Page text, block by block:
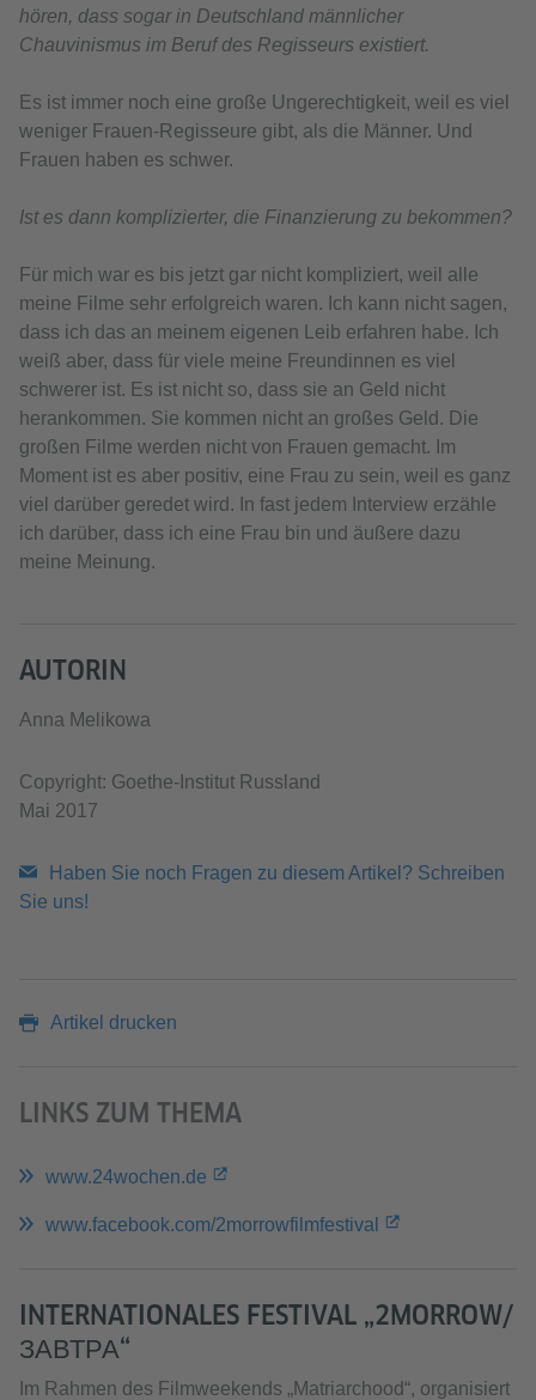
hören, dass sogar in Deutschland männlicher
Chauvinismus im Beruf des Regisseurs existiert.
Es ist immer noch eine große Ungerechtigkeit, weil es viel
weniger Frauen-Regisseure gibt, als die Männer. Und
Frauen haben es schwer.
Ist es dann komplizierter, die Finanzierung zu bekommen?
Für mich war es bis jetzt gar nicht kompliziert, weil alle
meine Filme sehr erfolgreich waren. Ich kann nicht sagen,
dass ich das an meinem eigenen Leib erfahren habe. Ich
weiß aber, dass für viele meine Freundinnen es viel
schwerer ist. Es ist nicht so, dass sie an Geld nicht
herankommen. Sie kommen nicht an großes Geld. Die
großen Filme werden nicht von Frauen gemacht. Im
Moment ist es aber positiv, eine Frau zu sein, weil es ganz
viel darüber geredet wird. In fast jedem Interview erzähle
ich darüber, dass ich eine Frau bin und äußere dazu
meine Meinung.
AUTORIN
Anna Melikowa
Copyright: Goethe-Institut Russland
Mai 2017
Haben Sie noch Fragen zu diesem Artikel? Schreiben
Sie uns!
Artikel drucken
LINKS ZUM THEMA
www.24wochen.de
www.facebook.com/2morrowfilmfestival
INTERNATIONALES FESTIVAL „2MORROW/
ЗАВТРА“
Im Rahmen des Filmweekends „Matriarchood“, organisiert